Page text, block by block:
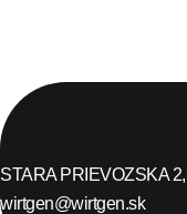
STARA PRIEVOZSKA 2,
wirtgen@wirtgen.sk